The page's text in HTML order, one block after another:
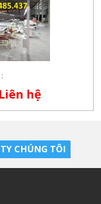
Liên hệ
CHÚNG TÔI